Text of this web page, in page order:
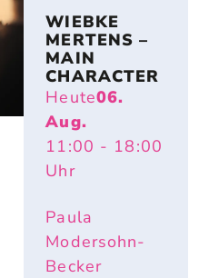
WIEBKE
MERTENS –
MAIN
CHARACTER
Heute06.
Aug.
11:00 - 18:00
Uhr
Paula
Modersohn-
Becker